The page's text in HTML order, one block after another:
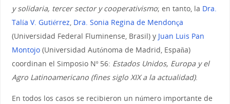
y solidaria, tercer sector y cooperativismo; en tanto, la Dra.
Talía V. Gutiérrez Dra. Sonia Regina de Mendonça
(Universidad Federal Fluminense, Brasil) y Juan Luis Pan
Montojo(Universidad Autónoma de Madrid, España)
coordinan el Simposio Nº 56: Estados Unidos, Europa y el
Agro Latinoamericano (fines siglo XIX a la actualidad).
En todos los casos se recibieron un número importante de